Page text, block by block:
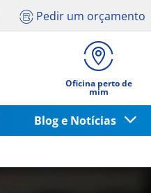
Pedir um orçamento
Oficina perto de
mim
Blog e Notícias